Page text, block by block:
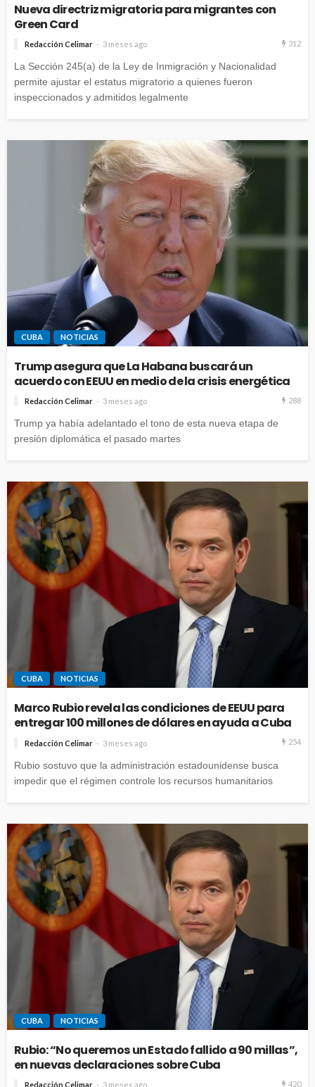
Nueva directriz migratoria para migrantes con
Green Card
Redacción Celimar 3 meses ago 312
La Sección 245(a) de la Ley de Inmigración y Nacionalidad
permite ajustar el estatus migratorio a quienes fueron
inspeccionados y admitidos legalmente
CUBA NOTICIAS
Trump asegura que La Habana buscará un
acuerdo con EEUU en medio de la crisis energética
Redacción Celimar 3 meses ago 288
Trump ya había adelantado el tono de esta nueva etapa de
presión diplomática el pasado martes
CUBA NOTICIAS
Marco Rubio revela las condiciones de EEUU para
entregar 100 millones de dólares en ayuda a Cuba
Redacción Celimar 3 meses ago 254
Rubio sostuvo que la administración estadounidense busca
impedir que el régimen controle los recursos humanitarios
CUBA NOTICIAS
Rubio: “No queremos un Estado fallido a 90 millas”,
en nuevas declaraciones sobre Cuba
Redacción Celimar 3 meses ago 420